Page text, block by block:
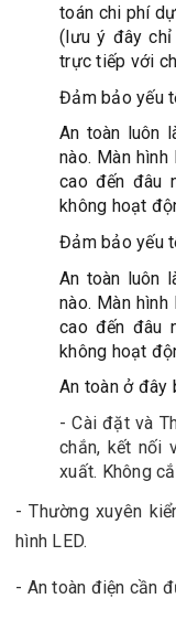
toán chi phí
(lưu ý đây chỉ
trực tiếp với
Đảm bảo yếu
An toàn luôn
nào. Màn
cao đến đâu
không hoạt
Đảm bảo yếu
An toàn luôn
nào. Màn
cao đến đâu
không hoạt
An toàn ở đây
- Cài đặt và
chắn, kết nối
xuất. Không
- Thường xuyên
hình LED.
- An toàn điện cần